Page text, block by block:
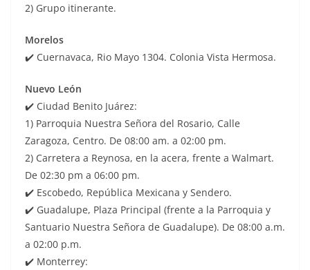
2) Grupo itinerante.
Morelos
✔️ Cuernavaca, Rio Mayo 1304. Colonia Vista Hermosa.
Nuevo León
✔️ Ciudad Benito Juárez:
1) Parroquia Nuestra Señora del Rosario, Calle
Zaragoza, Centro. De 08:00 am. a 02:00 pm.
2) Carretera a Reynosa, en la acera, frente a Walmart.
De 02:30 pm a 06:00 pm.
✔️ Escobedo, República Mexicana y Sendero.
✔️ Guadalupe, Plaza Principal (frente a la Parroquia y
Santuario Nuestra Señora de Guadalupe). De 08:00 a.m.
a 02:00 p.m.
✔️ Monterrey: